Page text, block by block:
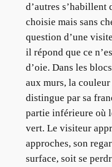
d’autres s’habillent
choisie mais sans
question d’une
il répond que ce
d’oie. Dans les
aux murs, la
distingue par sa
partie inférieure où
vert. Le visiteur
approches, son
surface, soit se